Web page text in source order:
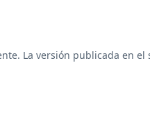
La versión publicada en el